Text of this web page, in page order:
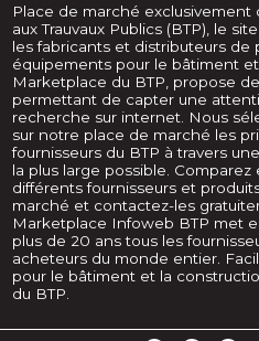
Place de marché
aux Trauvaux Publics (BTP), le
les fabricants et distributeurs de
équipements pour le bâtiment et
Marketplace du BTP, propose
permettant de capter une
recherche sur internet. Nous
sur notre place de marché les
fournisseurs du BTP à travers
la plus large possible.
différents fournisseurs et
marché et contactez-les
Marketplace Infoweb BTP met
plus de 20 ans tous les
acheteurs du monde entier.
pour le bâtiment et la
du BTP.